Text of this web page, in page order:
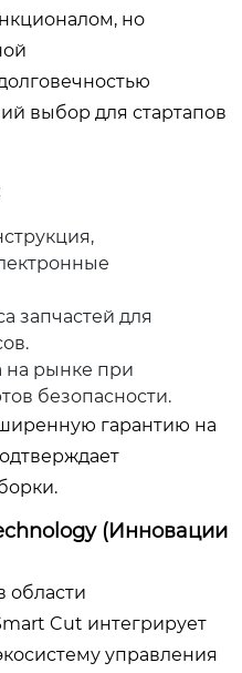
но
выбор для стартапов
запчастей для
на рынке при
безопасности.
гарантию на
(Инновации
области
Cut интегрирует
управления